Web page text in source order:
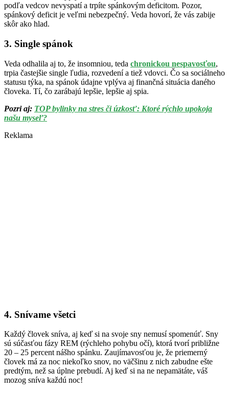
podľa vedcov nevyspatí a trpíte spánkovým deficitom. Pozor,
spánkový deficit je veľmi nebezpečný. Veda hovorí, že vás zabije
skôr ako hlad.
3. Single spánok
Veda odhalila aj to, že insomniou, teda chronickou nespavosťou,
trpia častejšie single ľudia, rozvedení a tiež vdovci. Čo sa sociálneho
statusu týka, na spánok údajne vplýva aj finančná situácia daného
človeka. Tí, čo zarábajú lepšie, lepšie aj spia.
Pozri aj: TOP bylinky na stres či úzkosť: Ktoré rýchlo upokoja
našu myseľ?
Reklama
4. Snívame všetci
Každý človek sníva, aj keď si na svoje sny nemusí spomenúť. Sny
sú súčasťou fázy REM (rýchleho pohybu očí), ktorá tvorí približne
20 – 25 percent nášho spánku. Zaujímavosťou je, že priemerný
človek má za noc niekoľko snov, no väčšinu z nich zabudne ešte
predtým, než sa úplne prebudí. Aj keď si na ne nepamätáte, váš
mozog sníva každú noc!